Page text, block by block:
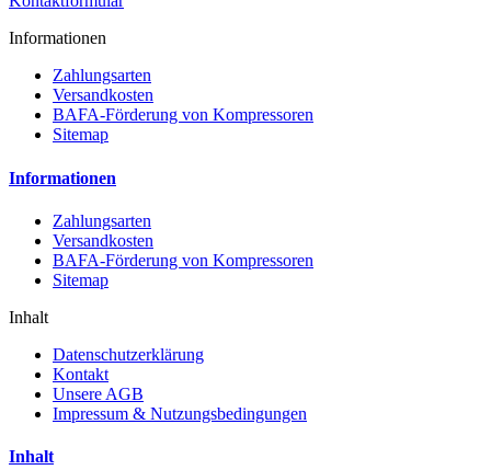
Informationen
Zahlungsarten
Versandkosten
BAFA-Förderung von Kompressoren
Sitemap
Informationen
Zahlungsarten
Versandkosten
BAFA-Förderung von Kompressoren
Sitemap
Inhalt
Datenschutzerklärung
Kontakt
Unsere AGB
Impressum & Nutzungsbedingungen
Inhalt